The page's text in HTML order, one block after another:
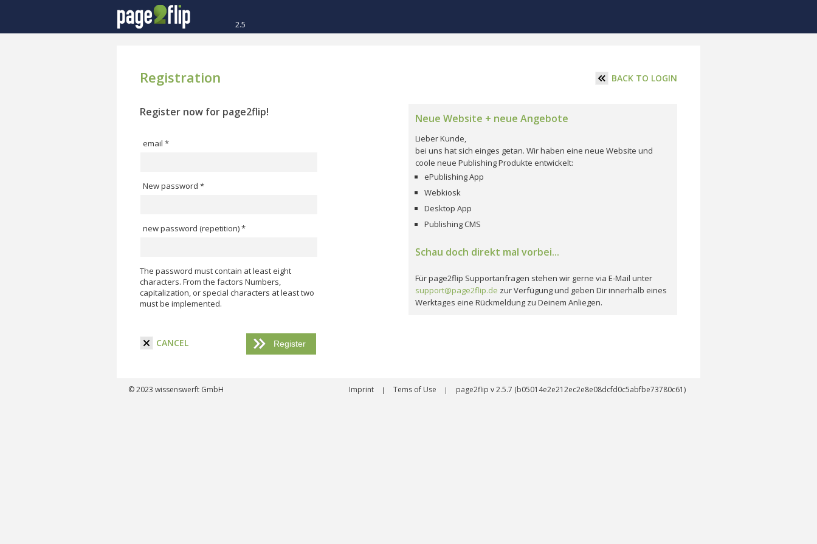
2.5
Registration BACK TO LOGIN
Register now for page2flip!
email *
New password *
new password (repetition) *
The password must contain at least eight
characters. From the factors Numbers,
capitalization, or special characters at least two
must be implemented.
CANCEL
Neue Website + neue Angebote
Lieber Kunde,
bei uns hat sich einges getan. Wir haben eine neue Website und
coole neue Publishing Produkte entwickelt:
ePublishing App
Webkiosk
Desktop App
Publishing CMS
Schau doch direkt mal vorbei...
Für page2flip Supportanfragen stehen wir gerne via E-Mail unter
support@page2flip.de zur Verfügung und geben Dir innerhalb eines
Werktages eine Rückmeldung zu Deinem Anliegen.
Imprint | Tems of Use | page2flip v 2.5.7 (b05014e2e212ec2e8e08dcfd0c5abfbe73780c61)
© 2023 wissenswerft GmbH